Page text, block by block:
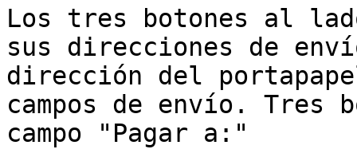
Los tres botones al
sus direcciones de
dirección del
campos de envío. Tres
campo "Pagar a:"